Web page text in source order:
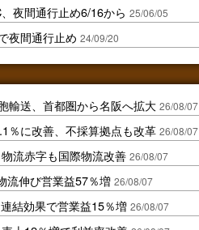
夜間通行止め6/16から 25/06/05
夜間通行止め 24/09/20
輸送、首都圏から名阪へ拡大 26/08/07
％に改善、不採算拠点も改革 26/08/07
流赤字も国際物流改善 26/08/07
流伸び営業益57％増 26/08/07
結効果で営業益15％増 26/08/07